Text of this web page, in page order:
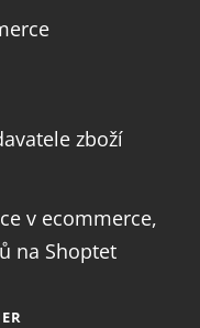
zboží
v ecommerce,
na Shoptet